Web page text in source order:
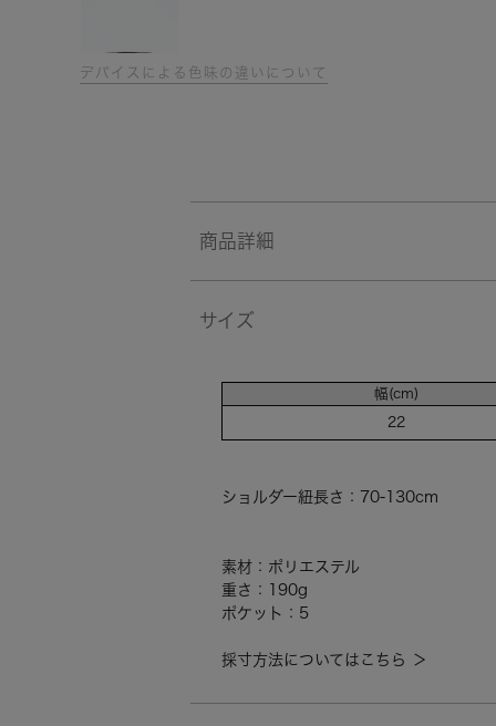
デバイスによる色味の違いについて
商品詳細
サイズ
幅(cm)
22
ショルダー紐長さ：70-130cm
素材：ポリエステル
重さ：190g
ポケット：5
採寸方法についてはこちら ＞